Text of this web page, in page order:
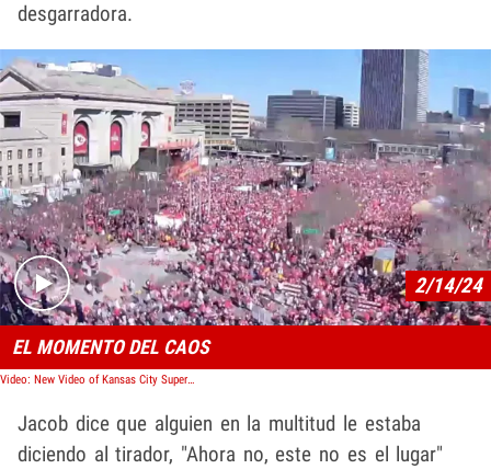
desgarradora.
Play video content
2/14/24
EL MOMENTO DEL CAOS
Video: New Video of Kansas City Super Bowl Parade Shooting Shows Terror, People Shot
Jacob dice que alguien en la multitud le estaba
diciendo al tirador, "Ahora no, este no es el lugar"